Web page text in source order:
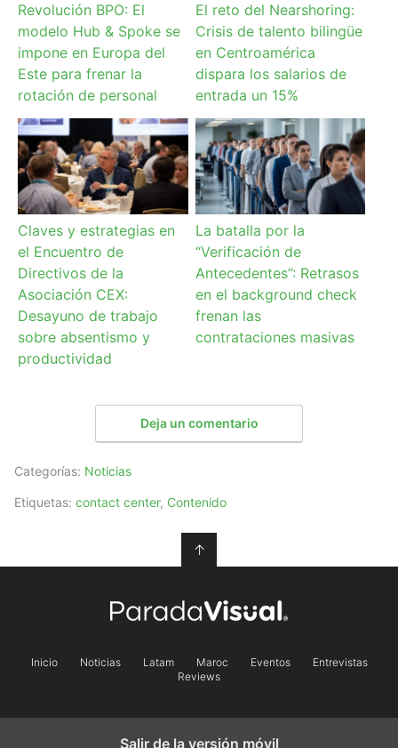
Revolución BPO: El
modelo Hub & Spoke se
impone en Europa del
Este para frenar la
rotación de personal
El reto del Nearshoring:
Crisis de talento bilingüe
en Centroamérica
dispara los salarios de
entrada un 15%
Claves y estrategias en
el Encuentro de
Directivos de la
Asociación CEX:
Desayuno de trabajo
sobre absentismo y
productividad
La batalla por la
“Verificación de
Antecedentes”: Retrasos
en el background check
frenan las
contrataciones masivas
Deja un comentario
Categorías: Noticias
Etiquetas: contact center, Contenido
↑
Inicio Noticias Latam Maroc Eventos
Entrevistas
Reviews
Salir de la versión móvil